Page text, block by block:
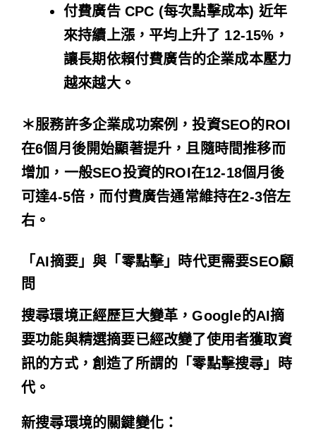
付費廣告 CPC (每次點擊成本) 近年
來持續上漲，平均上升了 12-15%，
讓長期依賴付費廣告的企業成本壓力
越來越大。
＊服務許多企業成功案例，投資SEO的ROI
在6個月後開始顯著提升，且隨時間推移而
增加，一般SEO投資的ROI在12-18個月後
可達4-5倍，而付費廣告通常維持在2-3倍左
右 。
「AI摘要」與「零點擊」時代更需要SEO顧
問
搜尋環境正經歷巨大變革，Google的AI摘
要功能與精選摘要已經改變了使用者獲取資
訊的方式，創造了所謂的「零點擊搜尋」時
代。
新搜尋環境的關鍵變化：